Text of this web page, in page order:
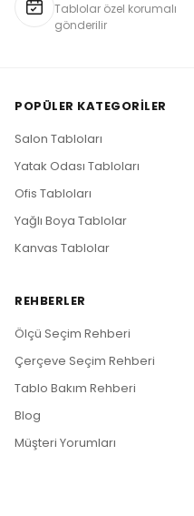
Tablolar özel korumalı
gönderilir
POPÜLER KATEGORILER
Salon Tabloları
Yatak Odası Tabloları
Ofis Tabloları
Yağlı Boya Tablolar
Kanvas Tablolar
REHBERLER
Ölçü Seçim Rehberi
Çerçeve Seçim Rehberi
Tablo Bakım Rehberi
Blog
Müşteri Yorumları